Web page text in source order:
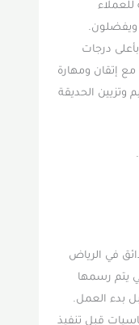
للعملاء
ويفضلون.
درجات
إتقان ومهارة
وتزيين الحديقة
.
في الرياض
يتم رسمها
بدء العمل.
قبل تنفيذ